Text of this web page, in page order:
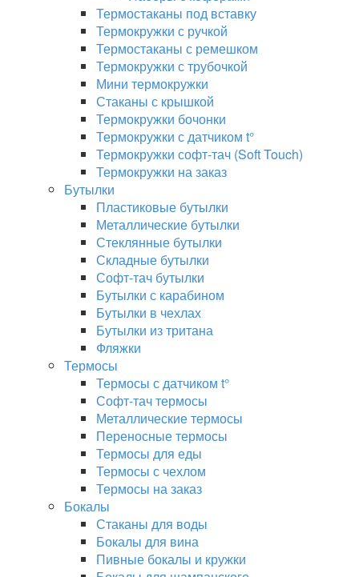
Термостаканы под вставку
Термокружки с ручкой
Термостаканы с ремешком
Термокружки с трубочкой
Мини термокружки
Стаканы с крышкой
Термокружки бочонки
Термокружки с датчиком t°
Термокружки софт-тач (Soft Touch)
Термокружки на заказ
Бутылки
Пластиковые бутылки
Металлические бутылки
Стеклянные бутылки
Складные бутылки
Софт-тач бутылки
Бутылки с карабином
Бутылки в чехлах
Бутылки из тритана
Фляжки
Термосы
Термосы с датчиком t°
Софт-тач термосы
Металлические термосы
Переносные термосы
Термосы для еды
Термосы с чехлом
Термосы на заказ
Бокалы
Стаканы для воды
Бокалы для вина
Пивные бокалы и кружки